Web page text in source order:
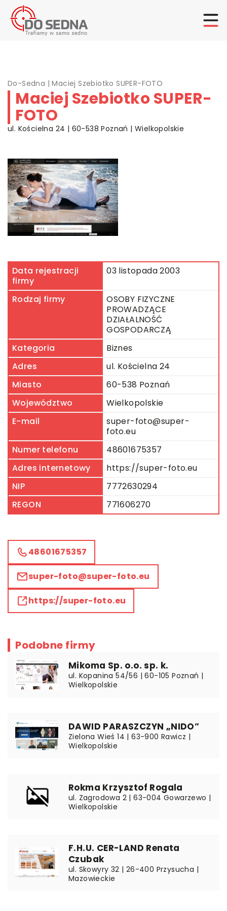
Do-Sedna |Maciej Szebiotko SUPER-FOTO
Maciej Szebiotko SUPER-
FOTO
ul. Kościelna 24 | 60-538 Poznań | Wielkopolskie
Data rejestracji
firmy
03 listopada 2003
Rodzaj firmy
OSOBY FIZYCZNE
PROWADZĄCE
DZIAŁALNOŚĆ
GOSPODARCZĄ
Kategoria
Biznes
Adres
ul. Kościelna 24
Miasto
60-538 Poznań
Województwo
Wielkopolskie
E-mail
super-foto@super-
foto.eu
Numer telefonu
48601675357
Adres internetowy
https://super-foto.eu
NIP
7772630294
REGON
771606270
48601675357
super-foto@super-foto.eu
https://super-foto.eu
Podobne firmy
Mikoma Sp. o.o. sp. k.
ul. Kopanina 54/56 | 60-105 Poznań |
Wielkopolskie
DAWID PARASZCZYN „NIDO”
Zielona Wieś 14 | 63-900 Rawicz |
Wielkopolskie
Rokma Krzysztof Rogala
ul. Zagrodowa 2 | 63-004 Gowarzewo |
Wielkopolskie
F.H.U. CER-LAND Renata
Czubak
ul. Skowyry 32 | 26-400 Przysucha |
Mazowieckie